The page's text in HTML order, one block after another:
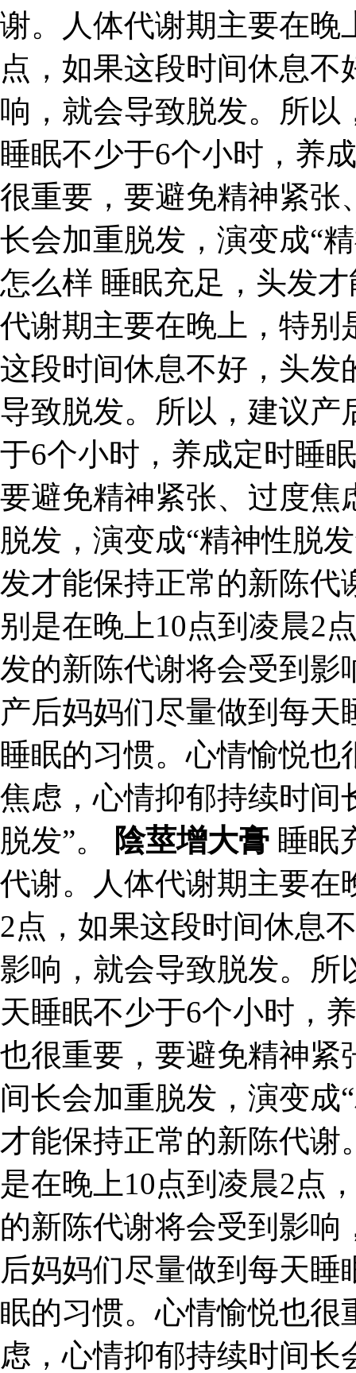
谢。人体代谢期主要在晚
点，如果这段时间休息
响，就会导致脱发。所以
睡眠不少于6个小时，养
很重要，要避免精神紧张
长会加重脱发，演变成“
怎么样 睡眠充足，头发
代谢期主要在晚上，特别
这段时间休息不好，头发
导致脱发。所以，建议产
于6个小时，养成定时睡
要避免精神紧张、过度焦
脱发，演变成“精神性脱
发才能保持正常的新陈代
别是在晚上10点到凌晨2
发的新陈代谢将会受到影
产后妈妈们尽量做到每
睡眠的习惯。心情愉悦
焦虑，心情抑郁持续时间
脱发”。
陰莖增大膏 睡眠
代谢。人体代谢期主要在
2点，如果这段时间休息
影响，就会导致脱发。所
天睡眠不少于6个小时，
也很重要，要避免精神紧
间长会加重脱发，演变成
才能保持正常的新陈代
是在晚上10点到凌晨2点
的新陈代谢将会受到影
后妈妈们尽量做到每天
眠的习惯。心情愉悦也很
虑，心情抑郁持续时间长